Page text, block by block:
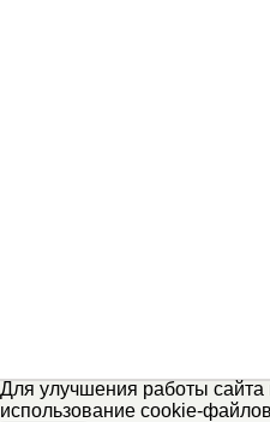
Для улучшения работы
использование cookie-